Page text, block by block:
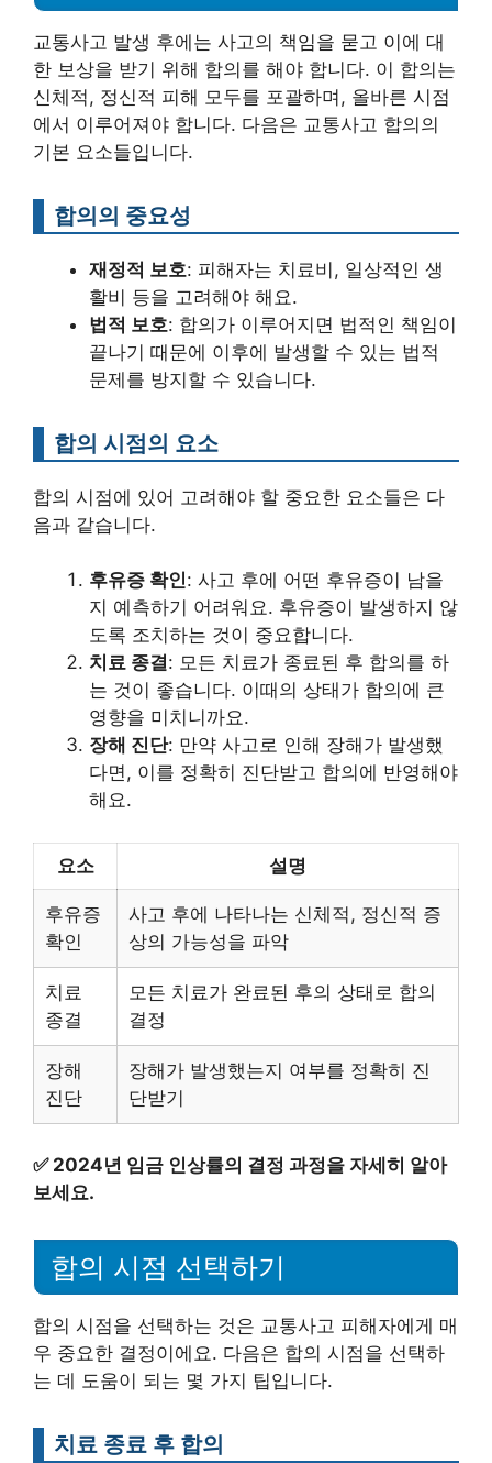
교통사고 발생 후에는 사고의 책임을 묻고 이에 대
한 보상을 받기 위해 합의를 해야 합니다. 이 합의는
신체적, 정신적 피해 모두를 포괄하며, 올바른 시점
에서 이루어져야 합니다. 다음은 교통사고 합의의
기본 요소들입니다.
합의의 중요성
재정적 보호: 피해자는 치료비, 일상적인 생
활비 등을 고려해야 해요.
법적 보호: 합의가 이루어지면 법적인 책임이
끝나기 때문에 이후에 발생할 수 있는 법적
문제를 방지할 수 있습니다.
합의 시점의 요소
합의 시점에 있어 고려해야 할 중요한 요소들은 다
음과 같습니다.
후유증 확인: 사고 후에 어떤 후유증이 남을
지 예측하기 어려워요. 후유증이 발생하지 않
도록 조치하는 것이 중요합니다.
치료 종결: 모든 치료가 종료된 후 합의를 하
는 것이 좋습니다. 이때의 상태가 합의에 큰
영향을 미치니까요.
장해 진단: 만약 사고로 인해 장해가 발생했
다면, 이를 정확히 진단받고 합의에 반영해야
해요.
요소 설명
후유증
확인
사고 후에 나타나는 신체적, 정신적 증
상의 가능성을 파악
치료
종결
모든 치료가 완료된 후의 상태로 합의
결정
장해
진단
장해가 발생했는지 여부를 정확히 진
단받기
✅ 2024년 임금 인상률의 결정 과정을 자세히 알아
보세요.
합의 시점 선택하기
합의 시점을 선택하는 것은 교통사고 피해자에게 매
우 중요한 결정이에요. 다음은 합의 시점을 선택하
는 데 도움이 되는 몇 가지 팁입니다.
치료 종료 후 합의